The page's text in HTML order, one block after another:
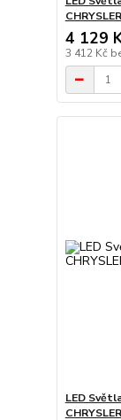
4 129
3 412 Kč
LED